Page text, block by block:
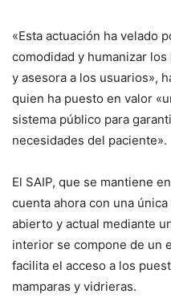
«Esta actuación ha velado
comodidad y humanizar
y asesora a los usuarios»,
quien ha puesto en valor
sistema público para
necesidades del paciente».
El SAIP, que se mantiene
cuenta ahora con una
abierto y actual mediante
interior se compone de un
facilita el acceso a los
mamparas y vidrieras.